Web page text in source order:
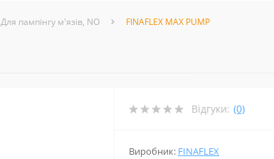
Для пампінгу м'язів, NO FINAFLEX MAX PUMP
Відгуки: (0)
Виробник: FINAFLEX